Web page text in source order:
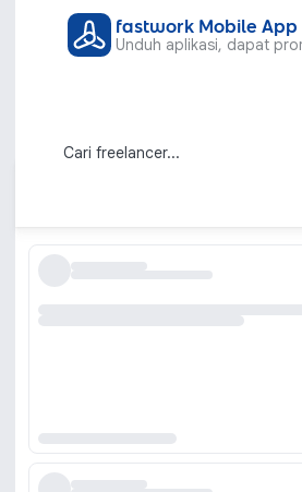
fastwork Mobile App
Unduh aplikasi, dapat
Bantu Tingkatkan